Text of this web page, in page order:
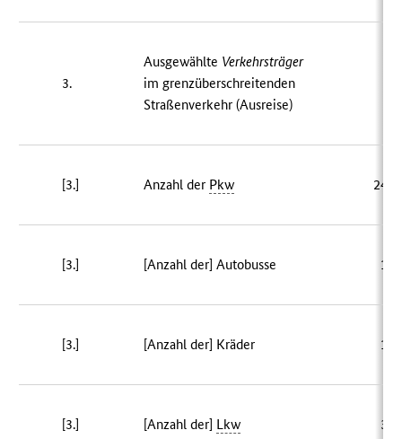
3.
Ausgewählte Verkehrsträger
im grenzüberschreitenden
Straßenverkehr (Ausreise)
[3.] Anzahl der Pkw 249
[3.] [Anzahl der] Autobusse 16
[3.] [Anzahl der] Kräder 10
[3.] [Anzahl der] Lkw 35